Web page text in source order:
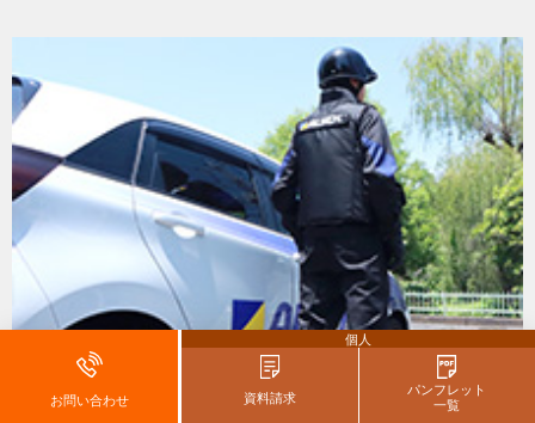
はじめてのホームセキュリティ
はじめてのホームセキュリティ選びでもご安心ください。
お問い合わせ
個人
資料請求
パンフレット
一覧